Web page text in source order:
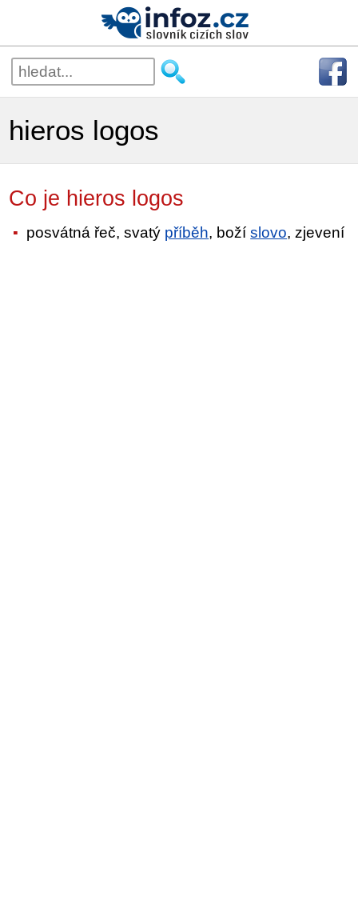
hieros logos
Co je hieros logos
posvátná řeč, svatý příběh, božíslovo, zjevení